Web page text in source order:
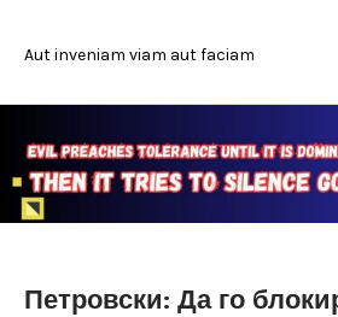
Aut inveniam viam aut faciam
Петровски: Да го